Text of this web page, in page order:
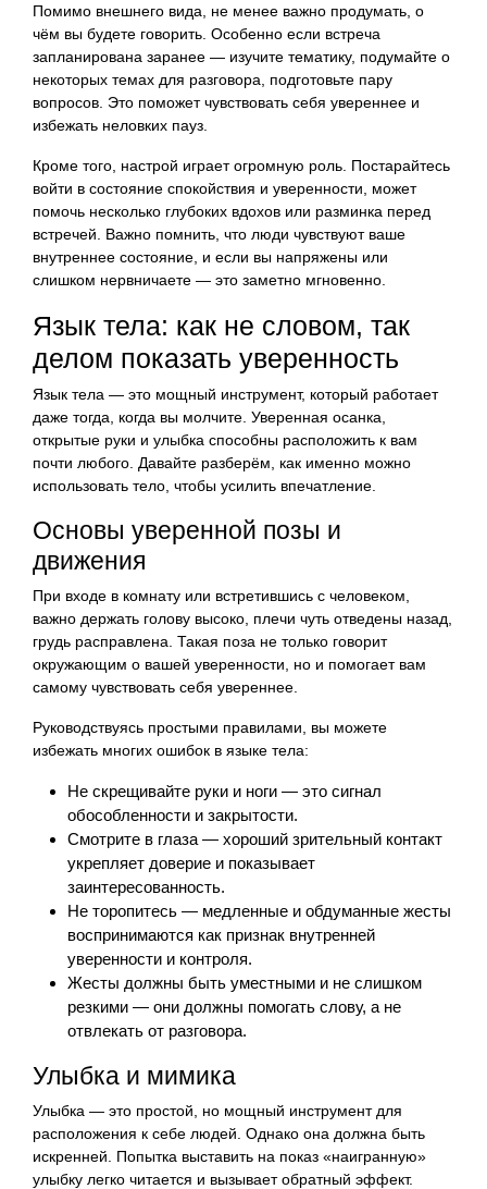
Помимо внешнего вида, не менее важно продумать, о
чём вы будете говорить. Особенно если встреча
запланирована заранее — изучите тематику, подумайте о
некоторых темах для разговора, подготовьте пару
вопросов. Это поможет чувствовать себя увереннее и
избежать неловких пауз.
Кроме того, настрой играет огромную роль. Постарайтесь
войти в состояние спокойствия и уверенности, может
помочь несколько глубоких вдохов или разминка перед
встречей. Важно помнить, что люди чувствуют ваше
внутреннее состояние, и если вы напряжены или
слишком нервничаете — это заметно мгновенно.
Язык тела: как не словом, так
делом показать уверенность
Язык тела — это мощный инструмент, который работает
даже тогда, когда вы молчите. Уверенная осанка,
открытые руки и улыбка способны расположить к вам
почти любого. Давайте разберём, как именно можно
использовать тело, чтобы усилить впечатление.
Основы уверенной позы и
движения
При входе в комнату или встретившись с человеком,
важно держать голову высоко, плечи чуть отведены назад,
грудь расправлена. Такая поза не только говорит
окружающим о вашей уверенности, но и помогает вам
самому чувствовать себя увереннее.
Руководствуясь простыми правилами, вы можете
избежать многих ошибок в языке тела:
Не скрещивайте руки и ноги — это сигнал
обособленности и закрытости.
Смотрите в глаза — хороший зрительный контакт
укрепляет доверие и показывает
заинтересованность.
Не торопитесь — медленные и обдуманные жесты
воспринимаются как признак внутренней
уверенности и контроля.
Жесты должны быть уместными и не слишком
резкими — они должны помогать слову, а не
отвлекать от разговора.
Улыбка и мимика
Улыбка — это простой, но мощный инструмент для
расположения к себе людей. Однако она должна быть
искренней. Попытка выставить на показ «наигранную»
улыбку легко читается и вызывает обратный эффект.